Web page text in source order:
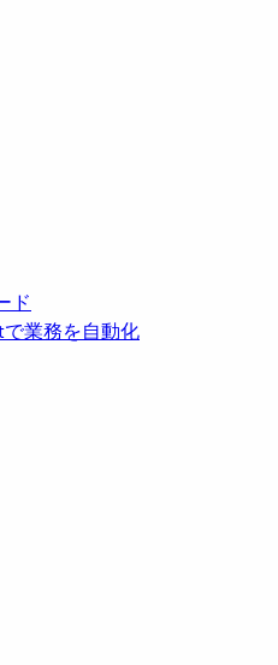
ド
業務を自動化